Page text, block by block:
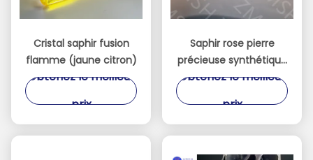
Cristal saphir fusion
flamme (jaune citron)
Obtenez le meilleur
prix
Saphir rose pierre
précieuse synthétique
Sakura matière
Dureté Mohs de 9
Obtenez le meilleur
prix